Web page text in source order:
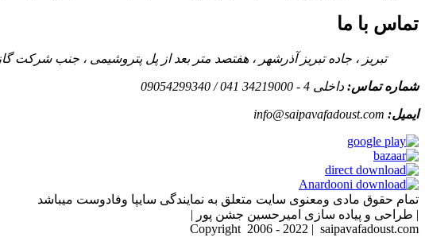
تماس با ما
تبریز ، جاده تبریز آذرشهر ، هفتصد متر بعد از پل پتروشیمی ، جنب شرکت گاز
شماره تماس: داخلی 4 - 34219000 041 / 09054299340
ایمیل: info@saipavafadoust.com
تمام حقوق مادی ومعنوی سایت متعلق به نمایندگی سایپا وفادوست میباشد
| طراحی و پیاده سازی امیرحسین جشن پور |
Copyright 2006 - 2022 | saipavafadoust.com